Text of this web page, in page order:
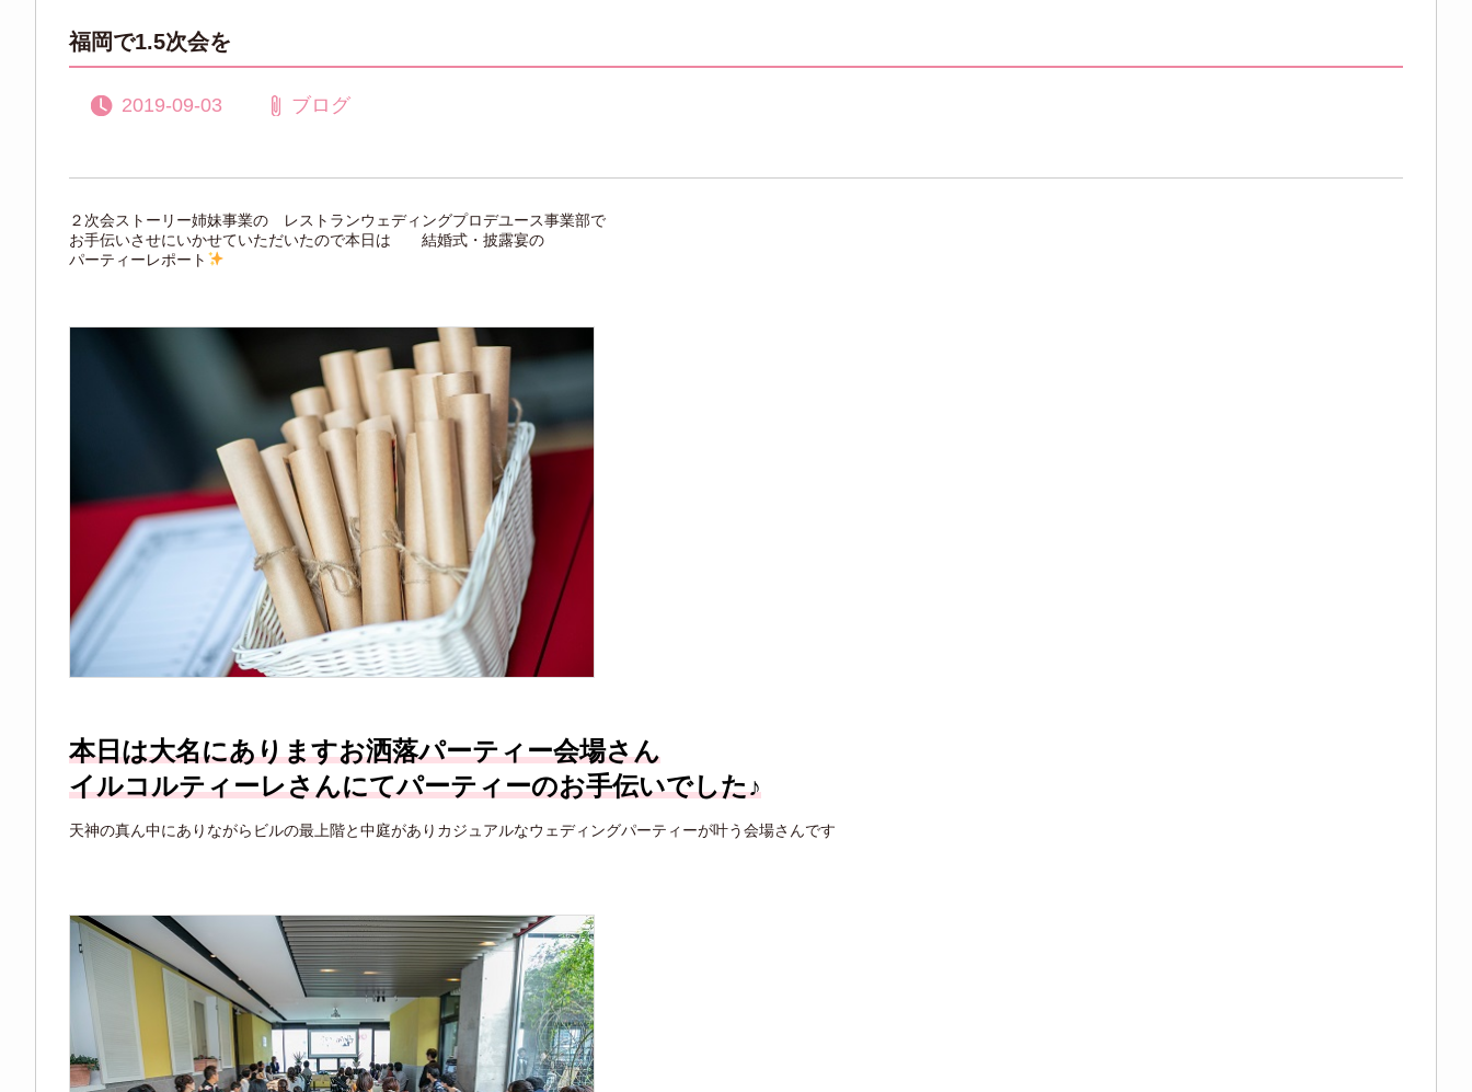
福岡で1.5次会を
2019-09-03 ブログ
２次会ストーリー姉妹事業の レストランウェディングプロデユース事業部で
お手伝いさせにいかせていただいたので本日は 結婚式・披露宴の
パーティーレポート
本日は大名にありますお洒落パーティー会場さん
イルコルティーレさんにてパーティーのお手伝いでした♪
天神の真ん中にありながらビルの最上階と中庭がありカジュアルなウェディングパーティーが叶う会場さんです